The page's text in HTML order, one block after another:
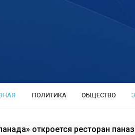
ПОЛИТИКА ОБЩЕСТВО
откроется ресторан